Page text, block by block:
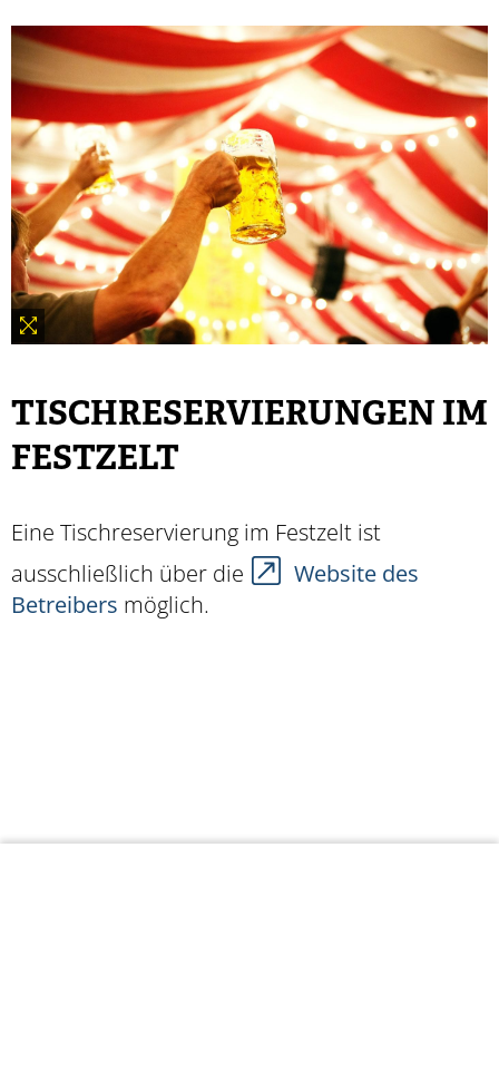
TISCHRESERVIERUNGEN IM
FESTZELT
Eine Tischreservierung im Festzelt ist
ausschließlich über die
Website des
Betreibers möglich.